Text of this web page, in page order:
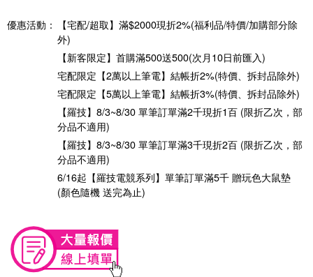
優惠活動：
【宅配/超取】滿$2000現折2%(福利品/特價/加購部分除
外)
【新客限定】首購滿500送500(次月10日前匯入)
宅配限定【2萬以上筆電】結帳折2%(特價、拆封品除外)
宅配限定【5萬以上筆電】結帳折3%(特價、拆封品除外)
【羅技】8/3~8/30 單筆訂單滿2千現折1百 (限折乙次，部
分品不適用)
【羅技】8/3~8/30 單筆訂單滿3千現折2百 (限折乙次，部
分品不適用)
6/16起【羅技電競系列】單筆訂單滿5千 贈玩色大鼠墊
(顏色隨機 送完為止)